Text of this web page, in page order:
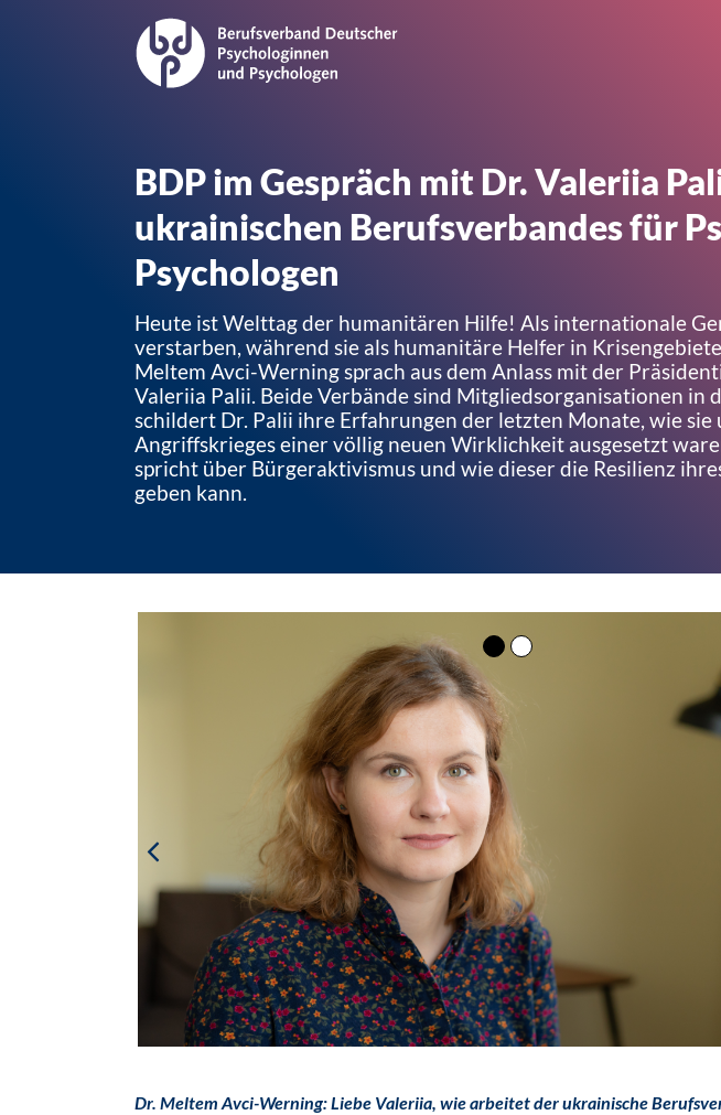
BDP im Gespräch mit Dr. Valeriia
ukrainischen Berufsverbandes für
Psychologen
Heute ist Welttag der humanitären Hilfe! Als internationale
verstarben, während sie als humanitäre Helfer in
Meltem Avci-Werning sprach aus dem Anlass mit der
Valeriia Palii. Beide Verbände sind Mitgliedsorganisationen in
schildert Dr. Palii ihre Erfahrungen der letzten Monate, wie
Angriffskrieges einer völlig neuen Wirklichkeit ausgesetzt
spricht über Bürgeraktivismus und wie dieser die Resilienz
geben kann.
Dr. Meltem Avci-Werning: Liebe Valeriia, wie arbeitet der ukrainische